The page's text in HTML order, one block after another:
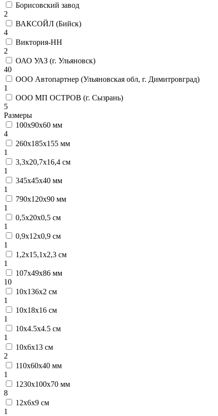
Борисовский завод
2
ВАКСОЙЛ (Бийск)
4
Виктория-НН
2
ОАО УАЗ (г. Ульяновск)
40
ООО Автопартнер (Ульяновская обл, г. Димитровград)
1
ООО МП ОСТРОВ (г. Сызрань)
5
Размеры
100х90х60 мм
4
260х185х155 мм
1
3,3х20,7х16,4 см
1
345х45х40 мм
1
790х120х90 мм
1
0,5х20х0,5 см
1
0,9х12х0,9 см
1
1,2х15,1х2,3 см
1
107х49х86 мм
10
10х136х2 см
1
10х18х16 см
1
10х4.5х4.5 см
1
10х6х13 см
2
110х60х40 мм
1
1230х100х70 мм
8
12х6х9 см
1